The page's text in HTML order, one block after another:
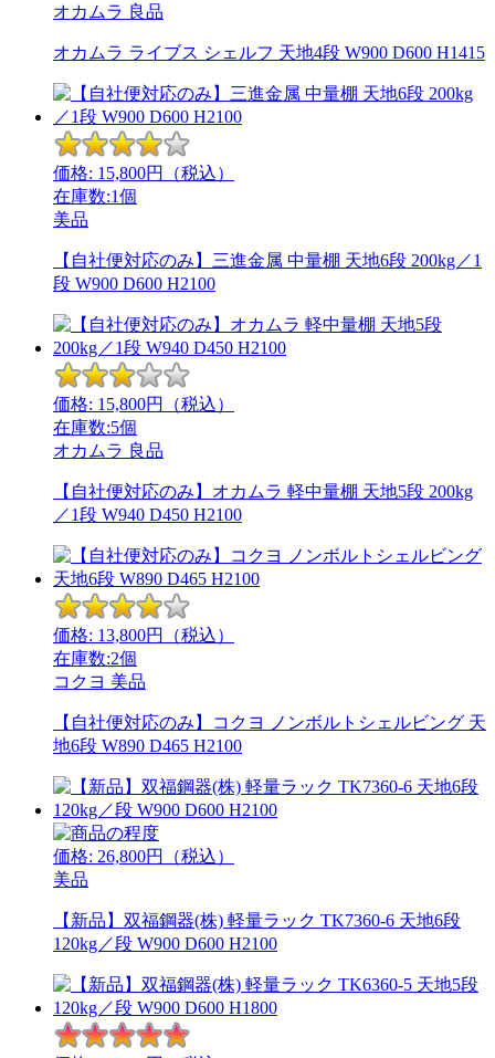
オカムラ 良品
オカムラ ライブス シェルフ 天地4段 W900 D600 H1415
価格: 15,800円（税込）
在庫数:1個
美品
【自社便対応のみ】三進金属 中量棚 天地6段 200kg／1
段 W900 D600 H2100
価格: 15,800円（税込）
在庫数:5個
オカムラ 良品
【自社便対応のみ】オカムラ 軽中量棚 天地5段 200kg
／1段 W940 D450 H2100
価格: 13,800円（税込）
在庫数:2個
コクヨ 美品
【自社便対応のみ】コクヨ ノンボルトシェルビング 天
地6段 W890 D465 H2100
価格: 26,800円（税込）
美品
【新品】双福鋼器(株) 軽量ラック TK7360-6 天地6段
120kg／段 W900 D600 H2100